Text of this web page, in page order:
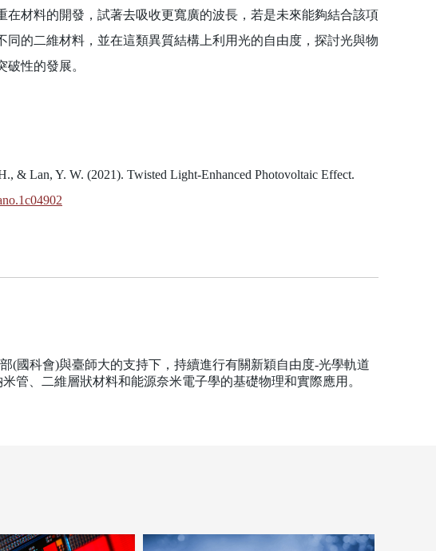
材料的開發，試著去吸收更寬廣的波長，若是未來能夠結合該項
的二維材料，並在這類異質結構上利用光的自由度，探討光與物
性的發展。
& Lan, Y. W. (2021). Twisted Light-Enhanced Photovoltaic Effect.
(國科會)與臺師大的支持下，持續進行有關新穎自由度-光學軌道
管、二維層狀材料和能源奈米電子學的基礎物理和實際應用。